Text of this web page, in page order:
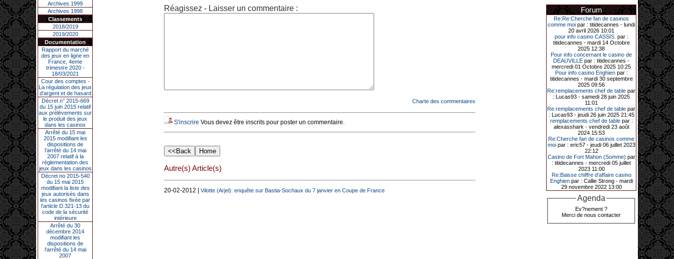
Archives 1999
Archives 1998
Classements
2018/2019
2019/2020
Documentation
Rapport du marché
des jeux en ligne en
France, 4eme
trimestre 2020 -
18/03/2021
Cour des comptes -
La régulation des jeux
d’argent et de hasard
Décret n° 2015-669
du 15 juin 2015 relatif
aux prélèvements sur
le produit des jeux
dans les casinos
Arrêté du 15 mai
2015 modifiant les
dispositions de
l’arrêté du 14 mai
2007 relatif à la
réglementation des
jeux dans les casinos
Décret no 2015-540
du 15 mai 2015
modifiant la liste des
jeux autorisés dans
les casinos fixée par
l’article D.321-13 du
code de la sécurité
intérieure
Arrêté du 30
décembre 2014
modifiant les
dispositions de
l’arrêté du 14 mai
2007
Réagissez - Laisser un commentaire :
Charte des commentaires
S'inscrire Vous devez être inscrits pour poster un commentaire.
Autre(s) Article(s)
20-02-2012 | Vilotte (Arjel): enquête sur Bastia-Sochaux du 7 janvier en Coupe de France
une machine à sous pour une mise
initiale de 5,28 €. Puis quelques
jours plus tard, le vendredi 27 mars,
un joueur a décroché 12 086 euros
sur une autre machine à sous.
Enfin, troisième et dernier jackpot,
record cette fois-ci, le samedi 28
mars dernier. Quelque 111 322
euros ont été remportés sur la table
d’Ultimate Texas Hold’em Poker,
grâce à une mise de 5 euros sur la
case bonus et une quinte flush
royale. Ces gains ont été annoncés
dans un communiqué diffusé par le
casino ce lundi 30 mars en soirée.
11-01-2026|
Dimanche 11 janvier, en soirée, une
cliente retraitée de 78 ans, habitant
Trémuson, a eu l’énorme surprise
de décrocher un méga jackpot.
Elle n’a misé que 88 centimes sur
une machine à sous et a remporté
4_ 239 €?!
10-01-2026|
Au « Kasino » de Fréhel, une
vacancière a décroché le jackpot
Forum
Re:Re:Cherche fan de casinos
comme moi par : titidecannes - lundi
20 avril 2026 10:01
pour info casino CASSIS. par :
titidecannes - mardi 14 Octobre
2025 12:38
Pour info concernant le casino de
DEAUVILLE par : titidecannes -
mercredi 01 Octobre 2025 10:25
Pour info casino Enghienpar :
titidecannes - mardi 30 septembre
2025 09:56
Re:remplacements chef de table par
: Lucas93 - samedi 28 juin 2025
11:01
Re:remplacements chef de table par
: Lucas93 - jeudi 26 juin 2025 21:45
remplacements chef de tablepar :
alexasshark - vendredi 23 août
2024 15:53
Re:Cherche fan de casinos comme
moipar : eric57 - jeudi 06 juillet 2023
22:12
Casino de Fort Mahon (Somme) par
: titidecannes - mercredi 05 juillet
2023 11:00
Re:Baisse chiffre d'affaire casino
Enghienpar : Callie Strong - mardi
29 novembre 2022 13:00
Agenda
Ev?nement ?
Merci de nous contacter